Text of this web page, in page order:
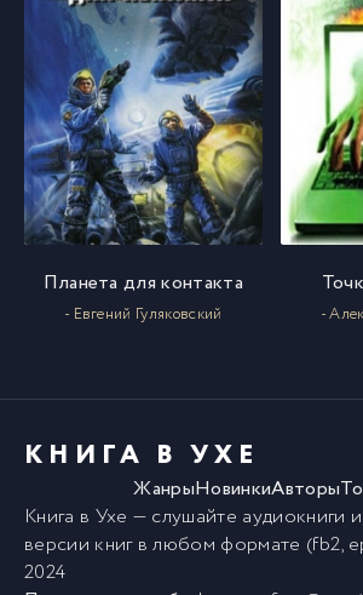
Планета для контакта
- Евгений Гуляковский -
КНИГА В УХЕ
ЖанрыНовинкиАвторы
Книга в Ухе — слушайте аудиокниги
версии книгв любом формате (fb2,
2024